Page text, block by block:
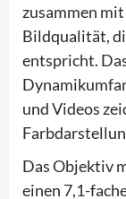
zusammen
Bildqualität,
entspricht.
und Videos
Das Objektiv
einen 7,1-